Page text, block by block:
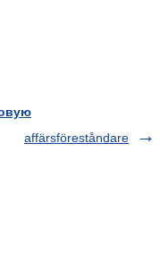
affärsföreståndare